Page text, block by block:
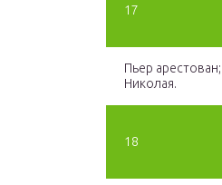
17
Пьер
Николая.
18